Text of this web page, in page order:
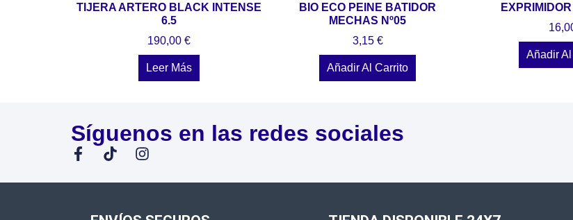
TIJERA ARTERO BLACK INTENSE
6.5
190,00 €
Leer Más
BIO ECO PEINE BATIDOR
MECHAS Nº05
3,15 €
Añadir Al Carrito
Añadir
Síguenos en las redes sociales